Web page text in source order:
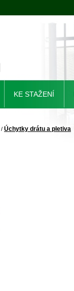
/ Úchytky drátu a pletiva
KE STAŽENÍ